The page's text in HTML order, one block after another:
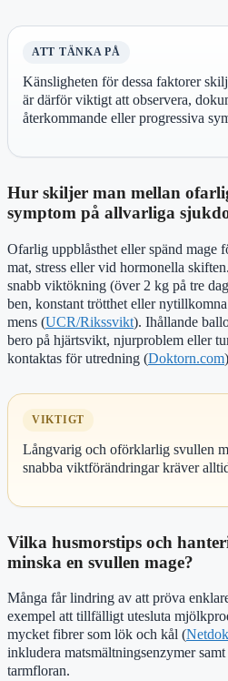
ATT TÄNKA PÅ
Känsligheten för dessa faktorer
är därför viktigt att observera,
återkommande eller progressiva
Hur skiljer man mellan
symptom på allvarliga
Ofarlig uppblåsthet eller spänd mage
mat, stress eller vid hormonella
snabb viktökning (över 2 kg på tre
ben, konstant trötthet eller
mens (UCR/Rikssvikt). Ihållande
bero på hjärtsvikt, njurproblem eller
kontaktas för utredning (Doktorn.com
VIKTIGT
Långvarig och oförklarlig svullen
snabba viktförändringar kräver
Vilka husmorstips och
minska en svullen mage?
Många får lindring av att pröva
exempel att tillfälligt utesluta
mycket fibrer som lök och kål (
inkludera matsmältningsenzymer
tarmfloran.